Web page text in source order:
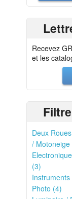
Recevez
et les
Deux
/ Motoneige
(3)
Photo (4)